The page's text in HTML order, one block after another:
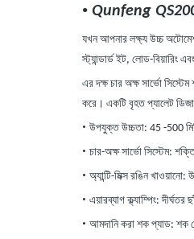
• Qunfeng
যখন আপনার লক্ষ্য উচ্চ
স্ট্যান্ডার্ড ইট, লোড-বিয়ারিং
এর দক্ষ চার অক্ষ সার্ভো
করে। একটি বৃহত প্যালেট
• উপযুক্ত উচ্চতা: 45 -500
• চার-অক্ষ সার্ভো সিস্টেম:
• অ্যান্টি-মিক্স রঙিন
• এয়ারব্যাগ ক্ল্যাম্পিং: দীর্ঘতর
• আমদানি করা শক প্যাড: শক